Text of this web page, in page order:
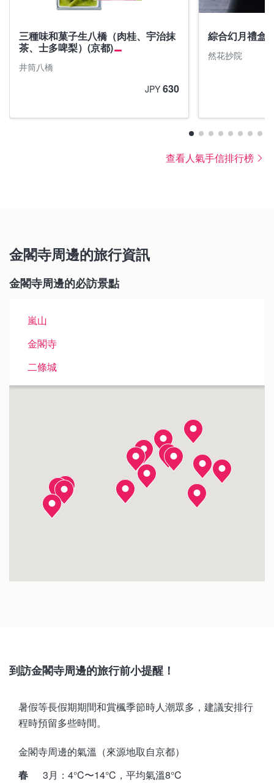
三種味和菓子生八橋（肉桂、宇治抹
茶、士多啤梨）(京都)
井筒八橋
JPY 630
綜合幻月禮盒
然花抄院
查看人氣手信排行榜
金閣寺周邊的旅行資訊
金閣寺周邊的必訪景點
嵐山
金閣寺
二條城
天龍寺
京都御所
仁和寺
到訪金閣寺周邊的旅行前小提醒！
暑假等長假期期間和賞楓季節時人潮眾多，建議安排行
程時預留多些時間。
金閣寺周邊的氣溫（來源地取自京都）
春
3月：4°C〜14°C，平均氣溫8°C